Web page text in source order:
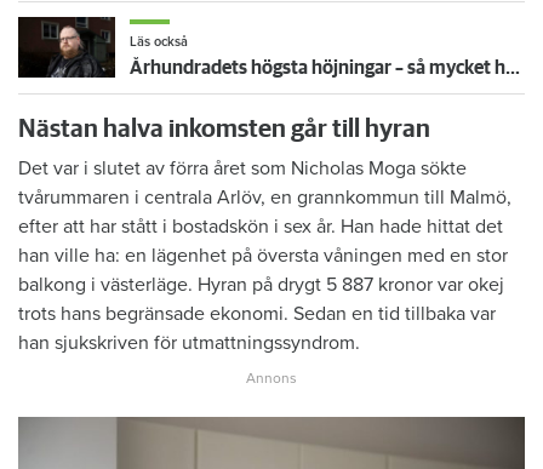
Läs också
Århundradets högsta höjningar – så mycket höjs hyrorna 2023
Nästan halva inkomsten går till hyran
Det var i slutet av förra året som Nicholas Moga sökte
tvårummaren i centrala Arlöv, en grannkommun till Malmö,
efter att har stått i bostadskön i sex år. Han hade hittat det
han ville ha: en lägenhet på översta våningen med en stor
balkong i västerläge. Hyran på drygt 5 887 kronor var okej
trots hans begränsade ekonomi. Sedan en tid tillbaka var
han sjukskriven för utmattningssyndrom.